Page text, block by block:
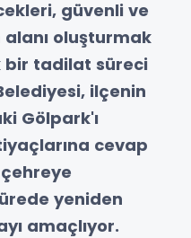
güvenli ve
oluşturmak
bir tadilat süreci
ilçenin
Gölpark'ı
cevap
yeniden
amaçlıyor.